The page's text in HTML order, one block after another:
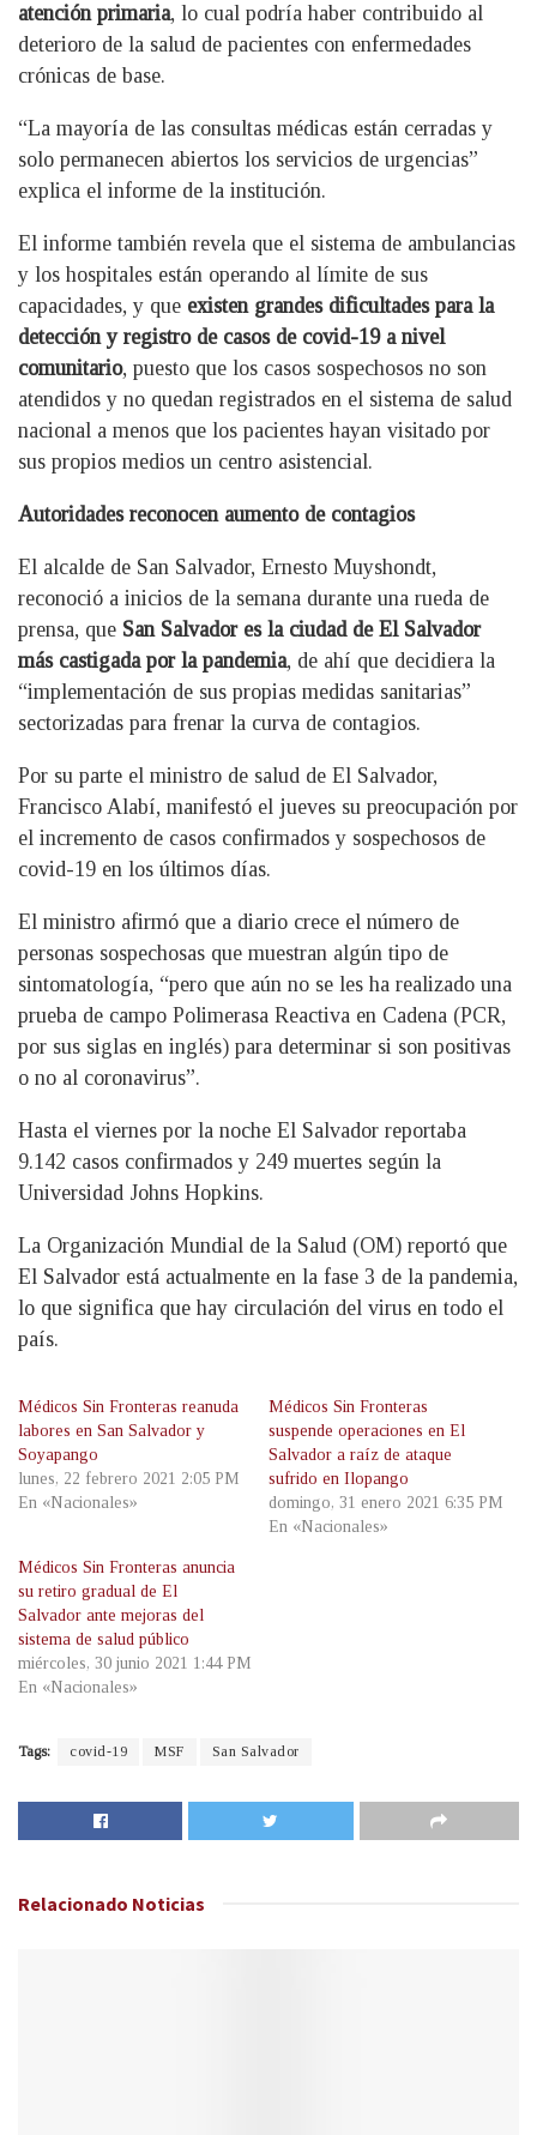
atención primaria, lo cual podría haber contribuido al
deterioro de la salud de pacientes con enfermedades
crónicas de base.
“La mayoría de las consultas médicas están cerradas y
solo permanecen abiertos los servicios de urgencias”
explica el informe de la institución.
El informe también revela que el sistema de ambulancias
y los hospitales están operando al límite de sus
capacidades, y que existen grandes dificultades para la
detección y registro de casos de covid-19 a nivel
comunitario, puesto que los casos sospechosos no son
atendidos y no quedan registrados en el sistema de salud
nacional a menos que los pacientes hayan visitado por
sus propios medios un centro asistencial.
Autoridades reconocen aumento de contagios
El alcalde de San Salvador, Ernesto Muyshondt,
reconoció a inicios de la semana durante una rueda de
prensa, que San Salvador es la ciudad de El Salvador
más castigada por la pandemia, de ahí que decidiera la
“implementación de sus propias medidas sanitarias”
sectorizadas para frenar la curva de contagios.
Por su parte el ministro de salud de El Salvador,
Francisco Alabí, manifestó el jueves su preocupación por
el incremento de casos confirmados y sospechosos de
covid-19 en los últimos días.
El ministro afirmó que a diario crece el número de
personas sospechosas que muestran algún tipo de
sintomatología, “pero que aún no se les ha realizado una
prueba de campo Polimerasa Reactiva en Cadena (PCR,
por sus siglas en inglés) para determinar si son positivas
o no al coronavirus”.
Hasta el viernes por la noche El Salvador reportaba
9.142 casos confirmados y 249 muertes según la
Universidad Johns Hopkins.
La Organización Mundial de la Salud (OM) reportó que
El Salvador está actualmente en la fase 3 de la pandemia,
lo que significa que hay circulación del virus en todo el
país.
Médicos Sin Fronteras reanuda
labores en San Salvador y
Soyapango
lunes, 22 febrero 2021 2:05 PM
En «Nacionales»
Médicos Sin Fronteras
suspende operaciones en El
Salvador a raíz de ataque
sufrido en Ilopango
domingo, 31 enero 2021 6:35 PM
En «Nacionales»
Médicos Sin Fronteras anuncia
su retiro gradual de El
Salvador ante mejoras del
sistema de salud público
miércoles, 30 junio 2021 1:44 PM
En «Nacionales»
Tags: covid-19 MSF San Salvador
Relacionado Noticias